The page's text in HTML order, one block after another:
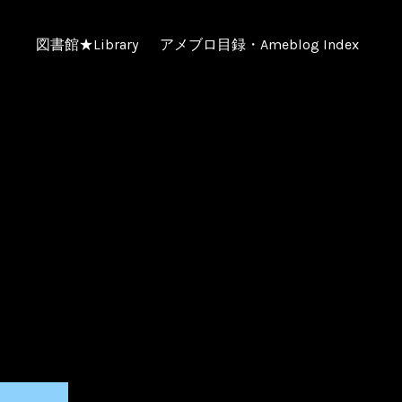
図書館★Library アメブロ目録・Ameblog Index